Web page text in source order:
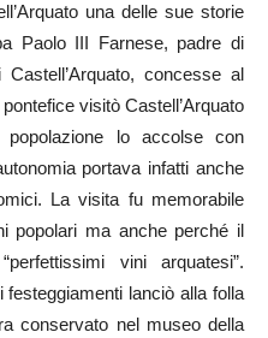
una delle sue storie
Paolo III Farnese, padre di
concesse al
visitò Castell’Arquato
lo accolse con
portava infatti anche
La visita fu memorabile
popolari ma anche perché il
vini arquatesi”.
lanciò alla folla
conservato nel museo della